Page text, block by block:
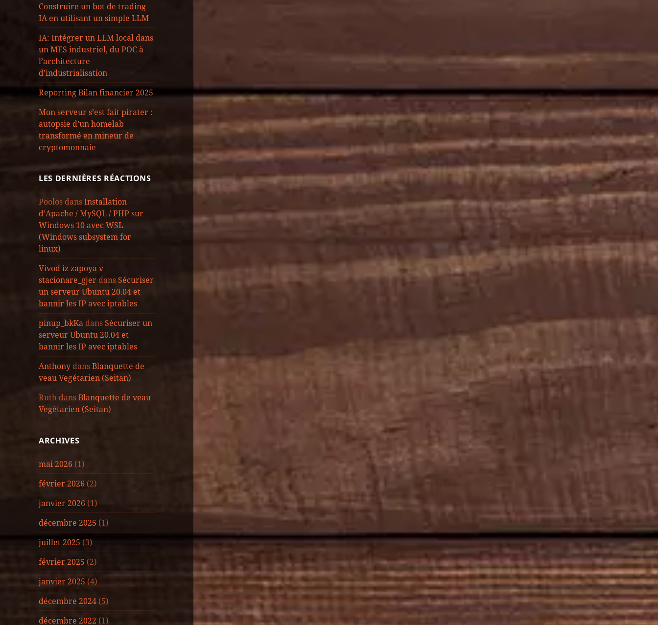
Construire un bot de trading
IA en utilisant un simple LLM
IA: Intégrer un LLM local dans
un MES industriel, du POC à
l’architecture
d’industrialisation
Reporting Bilan financier 2025
Mon serveur s’est fait pirater :
autopsie d’un homelab
transformé en mineur de
cryptomonnaie
LES DERNIÈRES RÉACTIONS
Poolos dansInstallation
d’Apache / MySQL / PHP sur
Windows 10 avec WSL
(Windows subsystem for
linux)
Vivod iz zapoya v
stacionare_gjer dansSécuriser
un serveur Ubuntu 20.04 et
bannir les IP avec iptables
pinup_bkKa dans Sécuriser un
serveur Ubuntu 20.04 et
bannir les IP avec iptables
Anthony dansBlanquette de
veau Vegétarien (Seitan)
Ruth dansBlanquette de veau
Vegétarien (Seitan)
ARCHIVES
mai 2026 (1)
février 2026 (2)
janvier 2026 (1)
décembre 2025 (1)
juillet 2025 (3)
février 2025 (2)
janvier 2025 (4)
décembre 2024 (5)
décembre 2022 (1)